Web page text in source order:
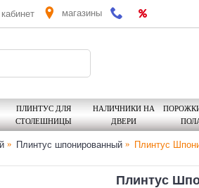
кабинет магазины
ПЛИНТУС ДЛЯ
СТОЛЕШНИЦЫ
НАЛИЧНИКИ НА
ДВЕРИ
Плинтус шпонированный Плинтус
Плинтус